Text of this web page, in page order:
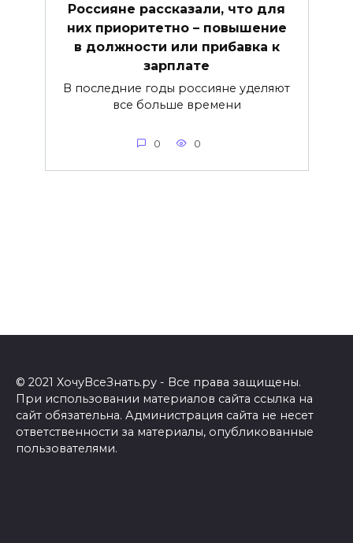
Россияне рассказали, что для
них приоритетно – повышение
в должности или прибавка к
зарплате
В последние годы россияне уделяют
все больше времени
0 0
© 2021 ХочуВсеЗнать.ру - Все права защищены.
При использовании материалов сайта ссылка на
сайт обязательна. Администрация сайта не несет
ответственности за материалы, опубликованные
пользователями.